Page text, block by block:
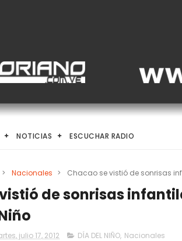
NOTICIAS ESCUCHAR RADIO
> Nacionales > Chacao se vistió de sonrisas
de sonrisas
julio 17, 2012 DÍA DEL NIÑO, Nacionales